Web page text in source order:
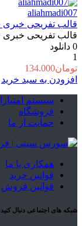
aliahmadi007
قالب تفریحی خبری
قالب تفریحی خبری
0 دانلود
1
تومان134.000
افزودن به سبد خرید
سیستم
فروشگاه
حمایت از ما
همکاری با ما
قوانین خرید
قوانین فروش
شبکه های اجتماعی دنبال کنید